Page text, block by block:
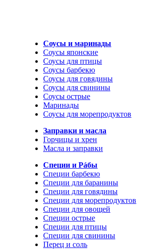
Соусы и маринады
Соусы японские
Соусы для птицы
Соусы барбекю
Соусы для говядины
Соусы для свинины
Соусы острые
Маринады
Соусы для морепродуктов
Заправки и масла
Горчицы и хрен
Масла и заправки
Специи и Рáбы
Специи барбекю
Специи для баранины
Специи для говядины
Специи для морепродуктов
Специи для овощей
Специи острые
Специи для птицы
Специи для свинины
Перец и соль